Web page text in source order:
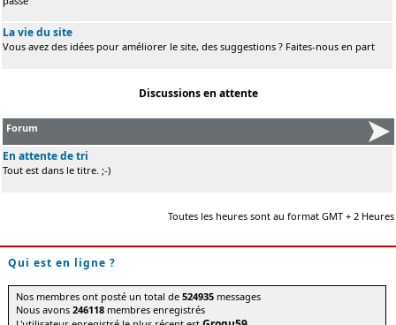
La vie du site
Vous avez des idées pour améliorer le site, des suggestions ? Faites-nous en part
Discussions en attente
Forum
En attente de tri
Tout est dans le titre. ;-)
Toutes les heures sont au format GMT + 2 Heures
Qui est en ligne ?
Nos membres ont posté un total de524935 messages
Nous avons246118 membres enregistrés